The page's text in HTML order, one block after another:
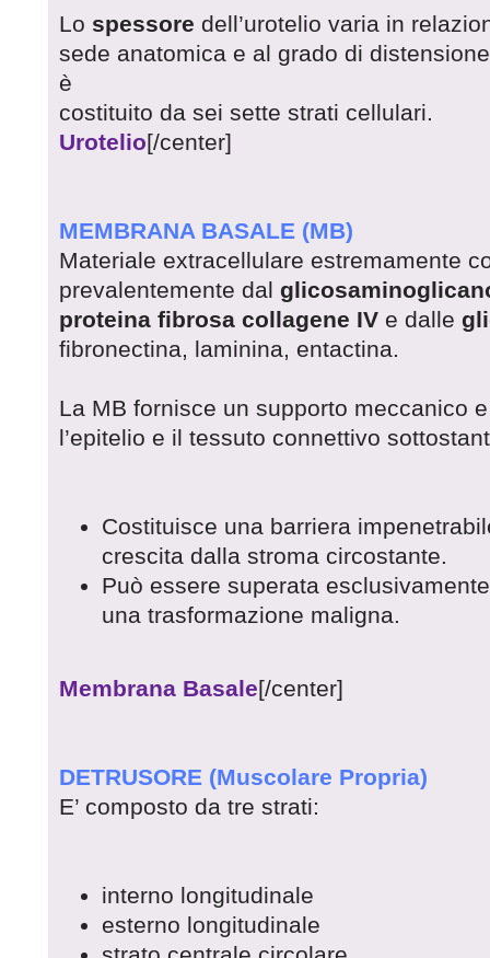
Lo spessore dell’urotelio varia in
sede anatomica e al grado di
è
costituito da sei sette strati cellulari.
Urotelio[/center]
MEMBRANA BASALE (MB)
Materiale extracellulare estremamente
prevalentemente dal
proteina fibrosa collagene IV e dalle
fibronectina, laminina, entactina.
La MB fornisce un supporto meccanico
l’epitelio e il tessuto connettivo
Costituisce una barriera
crescita dalla stroma circostante.
Può essere superata
una trasformazione maligna.
Membrana Basale[/center]
DETRUSORE (Muscolare Propria)
E’ composto da tre strati:
interno longitudinale
esterno longitudinale